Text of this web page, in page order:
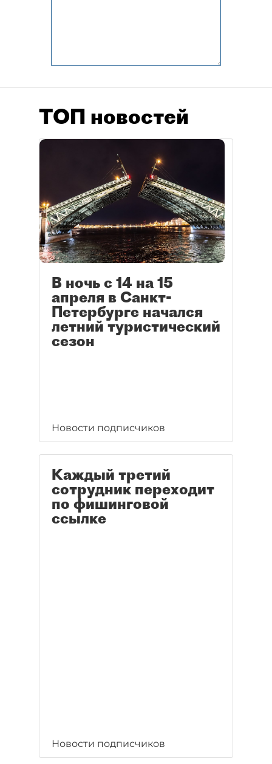
ТОП новостей
В ночь с 14 на 15
апреля в Санкт-
Петербурге начался
летний туристический
сезон
Новости подписчиков
Каждый третий
сотрудник переходит
по фишинговой
ссылке
Новости подписчиков